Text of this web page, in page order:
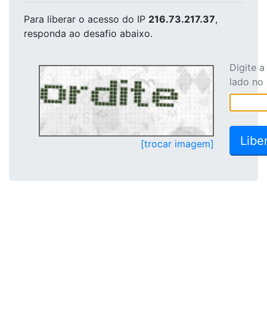
Para liberar o acesso do IP 216.73.217.37,
responda ao desafio abaixo.
[trocar imagem]
Digite
lado no